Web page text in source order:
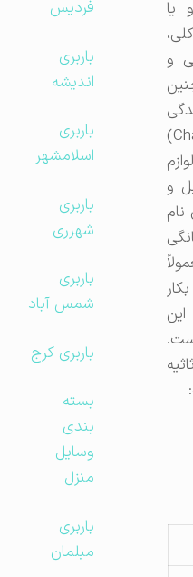
فردیس
باربری
اندیشه
باربری
اسلامشهر
باربری
شهرری
باربری
شمس آباد
باربری کرج
بسته
بندی
وسایل
منزل
باربری
مبلمان